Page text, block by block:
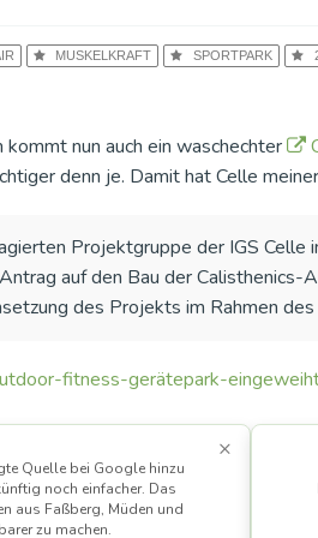
MUSKELKRAFT SPORTPARK
nun auch ein waschechter
denn je. Damit hat Celle
Projektgruppe der IGS
auf den Bau der Calisthenics-
des Projekts im Rahmen
fitness-gerätepark-
×
Quelle bei Google hinzu
noch einfacher. Das
aus Faßberg, Müden und
zu machen.